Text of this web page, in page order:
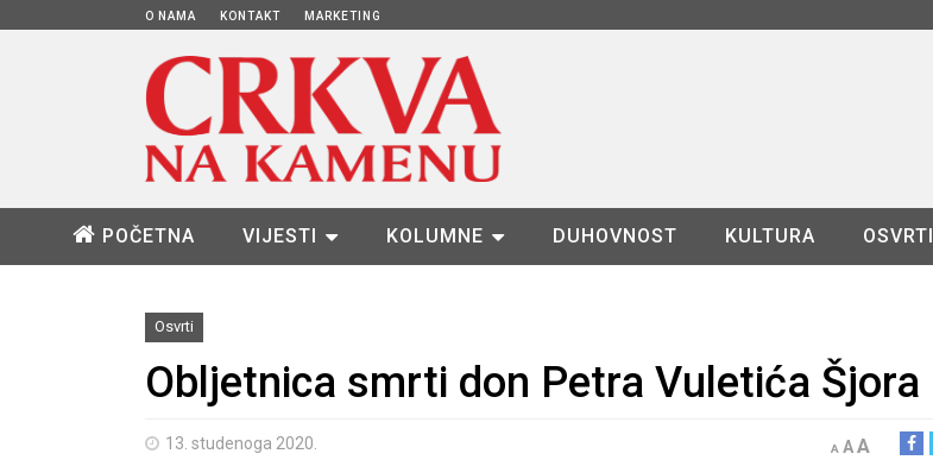
O NAMA KONTAKT MARKETING
POČETNA VIJESTI KOLUMNE DUHOVNOST KULTURA OSVRTI
Osvrti
Obljetnica smrti don Petra Vuletića Šjora
13. studenoga 2020. A AA